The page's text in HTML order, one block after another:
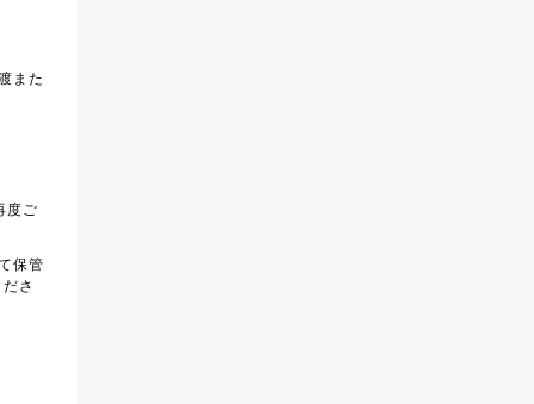
また
度ご
保管
さ